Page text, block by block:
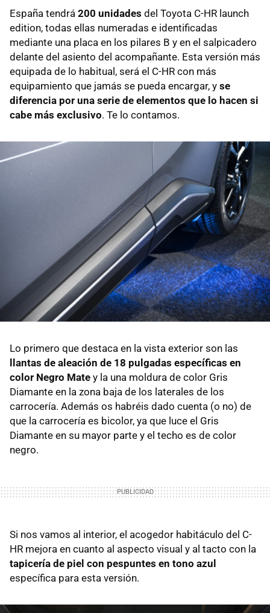
España tendrá 200 unidades del Toyota C-HR launch
edition, todas ellas numeradas e identificadas
mediante una placa en los pilares B y en el salpicadero
delante del asiento del acompañante. Esta versión más
equipada de lo habitual, será el C-HR con más
equipamiento que jamás se pueda encargar, y se
diferencia por una serie de elementos que lo hacen si
cabe más exclusivo. Te lo contamos.
Lo primero que destaca en la vista exterior son las
llantas de aleación de 18 pulgadas específicas en
color Negro Mate y la una moldura de color Gris
Diamante en la zona baja de los laterales de los
carrocería. Además os habréis dado cuenta (o no) de
que la carrocería es bicolor, ya que luce el Gris
Diamante en su mayor parte y el techo es de color
negro.
Si nos vamos al interior, el acogedor habitáculo del C-
HR mejora en cuanto al aspecto visual y al tacto con la
tapicería de piel con pespuntes en tono azul
específica para esta versión.